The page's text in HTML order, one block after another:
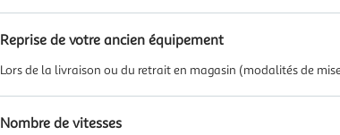
Reprise de votre ancien équipement
Lors de la livraison ou du retrait en magasin (modalités de
Nombre de vitesses